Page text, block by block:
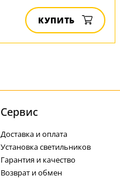
КУПИТЬ
Cервис
Доставка и оплата
Установка светильников
Гарантия и качество
Возврат и обмен